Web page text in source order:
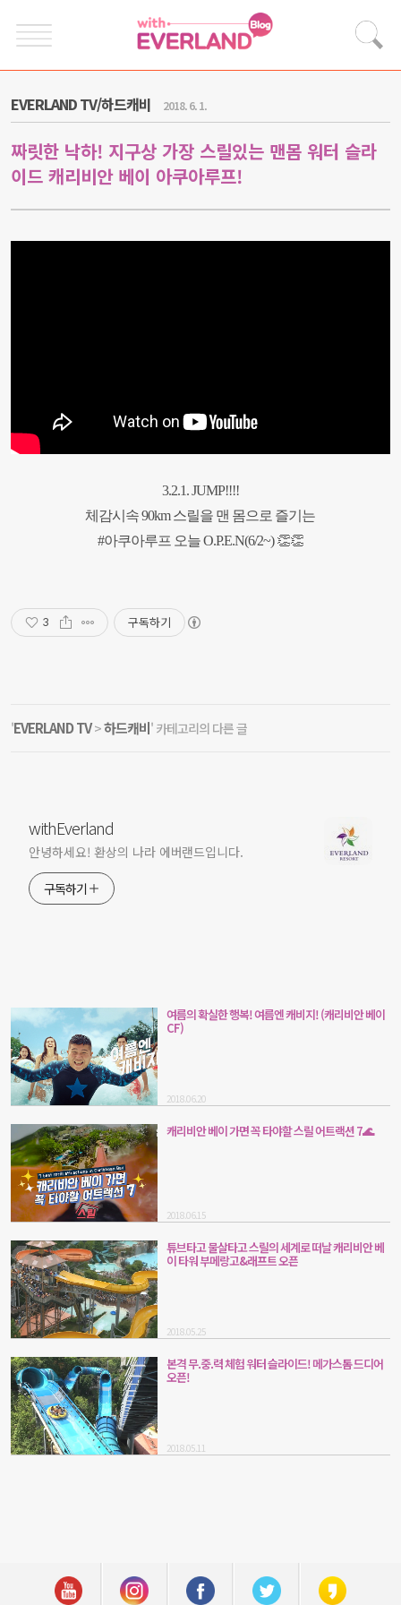
EVERLAND TV/하드캐비 2018. 6. 1.
짜릿한 낙하! 지구상 가장 스릴있는 맨몸 워터 슬라
이드 캐리비안 베이 아쿠아루프!
3.2.1. JUMP!!!!
체감시속 90km 스릴을 맨 몸으로 즐기는
#아쿠아루프 오늘 O.P.E.N(6/2~) 👏👏
3 구독하기
'EVERLAND TV>하드캐비' 카테고리의 다른 글
withEverland
안녕하세요! 환상의 나라 에버랜드입니다.
구독하기
여름의 확실한 행복! 여름엔 캐비지! (캐리비안 베이
CF)
2018.06.20
캐리비안 베이 가면 꼭 타야할 스릴 어트랙션 7🌊
2018.06.15
튜브타고 물살타고 스릴의 세계로 떠날 캐리비안 베
이 타워 부메랑고&래프트 오픈
2018.05.25
본격 무.중.력 체험 워터 슬라이드! 메가스톰 드디어
오픈!
2018.05.11